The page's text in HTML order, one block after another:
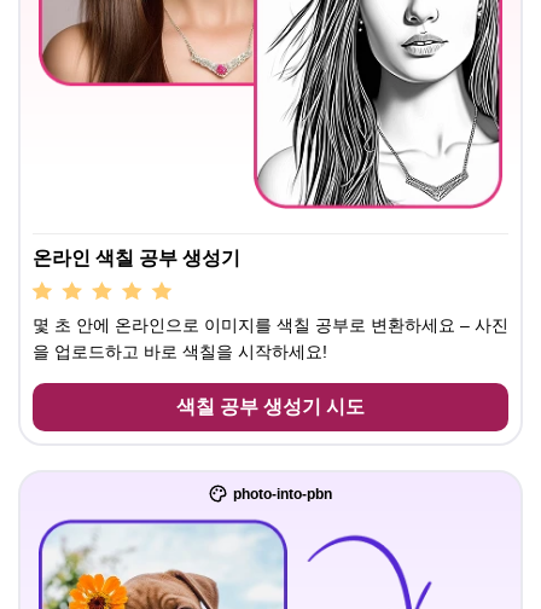
온라인 색칠 공부 생성기
몇 초 안에 온라인으로 이미지를 색칠 공부로 변환하세요 – 사진
을 업로드하고 바로 색칠을 시작하세요!
색칠 공부 생성기 시도
photo-into-pbn